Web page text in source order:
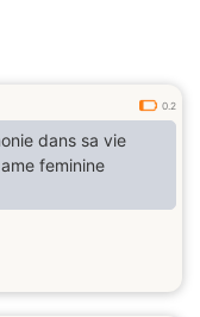
0.2
dans sa vie
feminine